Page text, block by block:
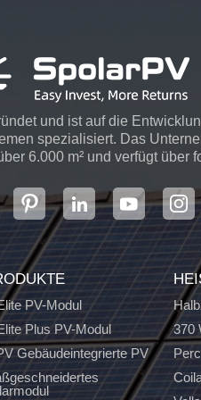
und ist auf die
spezialisiert. Das
6.000 m² und verfügt über
PV-Modul
Plus PV-Modul
Gebäudeintegrierte PV
370